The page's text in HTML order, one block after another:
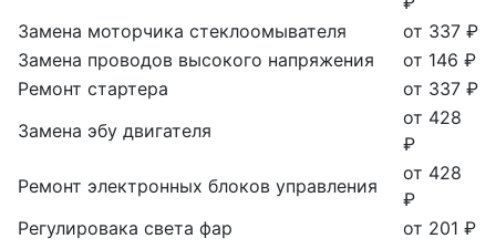
Замена моторчика стеклоомывателя
от 337 ₽
Замена проводов высокого напряжения
от 146 ₽
Ремонт стартера
от 337 ₽
Замена эбу двигателя
от 428
₽
Ремонт электронных блоков управления
от 428
₽
Регулировака света фар
от 201 ₽